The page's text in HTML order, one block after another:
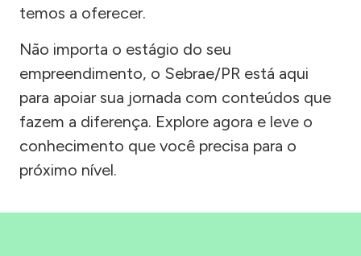
temos a oferecer.
Não importa o estágio do seu
empreendimento, o Sebrae/PR está aqui
para apoiar sua jornada com conteúdos que
fazem a diferença. Explore agora e leve o
conhecimento que você precisa para o
próximo nível.